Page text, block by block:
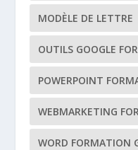
MODÈLE DE LETTRE
OUTILS GOOGLE
POWERPOINT
WEBMARKETING
WORD FORMATION